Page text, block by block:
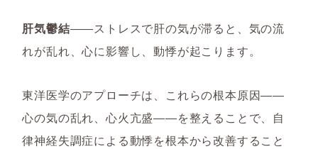
肝気鬱結――ストレスで肝の気が滞ると、気の流
れが乱れ、心に影響し、動悸が起こります。
東洋医学のアプローチは、これらの根本原因――
心の気の乱れ、心火亢盛――を整えることで、自
律神経失調症による動悸を根本から改善すること